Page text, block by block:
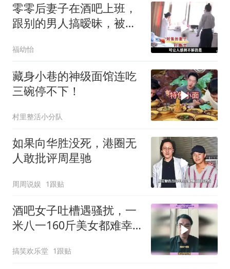
零零后妻子在酒吧上班，
跟别的男人搞暧昧，被丈
福幼怡
藏身小巷的神级面馆连吃
三碗停不下！
村里整活小分队
如果向华胜没死，港圈无
人敢批评周星驰
周周说娱 1跟贴
酒吧女子吐槽遇骚扰，一
米八一160斤美女都难幸
搞笑欢乐堂 1跟贴